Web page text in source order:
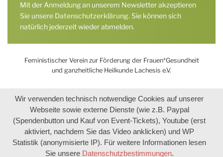
Mit der Anmeldung an unserem Newsletter akzeptieren
Sie unsere Datenschutzerklärung. Sie können sich
natürlich jederzeit wieder abmelden.
Feministischer Verein zur Förderung der Frauen*Gesundheit
und ganzheitliche Heilkunde Lachesis e.V.
Wir verwenden technisch notwendige Cookies auf unserer
Webseite sowie externe Dienste (wie z.B. Paypal
(Spendenbutton und Kauf von Event-Tickets), Youtube (erst
aktiviert, nachdem Sie das Video anklicken) und WP
Statistik (anonymisierte IP). Für weitere Informationen lesen
Sie unsere Datenschutzbestimmungen.